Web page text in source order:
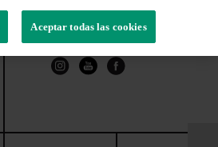
Aceptar todas las cookies